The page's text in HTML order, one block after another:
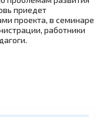
приедет
проекта, в семинаре
работники